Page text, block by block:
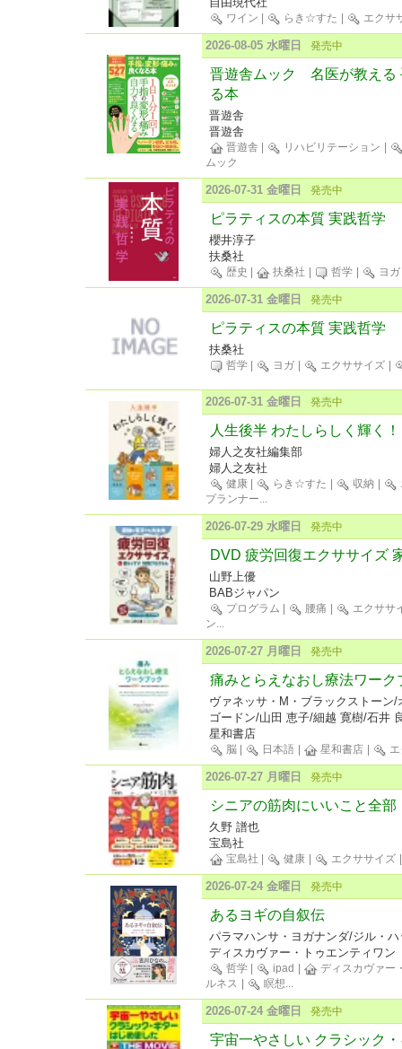
ワイン らき☆すた エクサ
2026-08-05 水曜日 発売中
晋遊舎ムック 名医が教える
る本
晋遊舎
晋遊舎
晋遊舎 リハビリテーション
ムック
2026-07-31 金曜日 発売中
ピラティスの本質 実践哲学
櫻井淳子
扶桑社
歴史 扶桑社 哲学 ヨガ
2026-07-31 金曜日 発売中
ピラティスの本質 実践哲学
扶桑社
哲学 ヨガ エクササイズ
2026-07-31 金曜日 発売中
人生後半 わたしらしく輝く！
婦人之友社編集部
婦人之友社
健康 らき☆すた 収納
プランナー...
2026-07-29 水曜日 発売中
DVD 疲労回復エクササイズ
山野上優
BABジャパン
プログラム 腰痛
エクササ
ン...
2026-07-27 月曜日 発売中
痛みとらえなおし療法ワーク
ヴァネッサ・M・ブラックストーン
ゴードン/山田 恵子/細越 寛樹/石井
星和書店
脳 日本語 星和書店
2026-07-27 月曜日 発売中
シニアの筋肉にいいこと全部
久野 譜也
宝島社
宝島社 健康 エクササイズ
2026-07-24 金曜日 発売中
あるヨギの自叙伝
パラマハンサ・ヨガナンダ/ジル・
ディスカヴァー・トゥエンティワン
哲学 ipad
ディスカヴァー
ルネス
瞑想...
2026-07-24 金曜日 発売中
宇宙一やさしい クラシック